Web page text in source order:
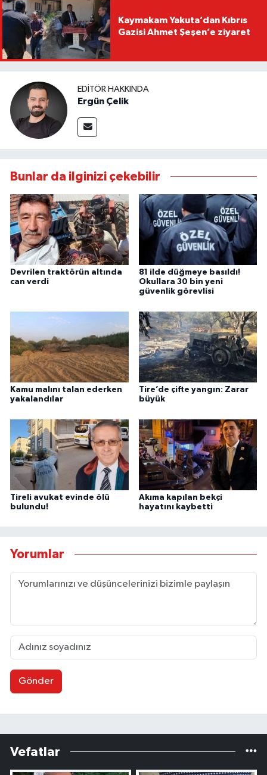
Kaymakam Yakuta’dan Kıbrıs
Gazisi Ahmet Şeşen’e ziyaret
EDITÖR HAKKINDA
Ergün Çelik
Bunlar da ilginizi çekebilir
Devrilen traktörün altında
can verdi
81 ilde düğmeye basıldı!
Okullara 30 bin yeni
güvenlik görevlisi
Kamu malını talan ederken
yakalandılar
Tire’de çifte yangın: Zarar
büyük
Tireli avukat evinde ölü
bulundu!
Akıma kapılan bekçi
hayatını kaybetti
Yorumlar
Gönder
Vefatlar